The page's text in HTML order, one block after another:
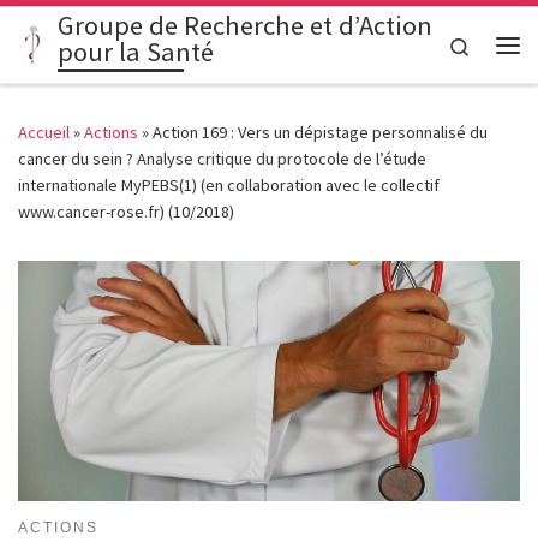
Passer au contenu
Groupe de Recherche et d’Action
pour la Santé
Search
Accueil»Actions »Action 169 : Vers un dépistage personnalisé du
cancer du sein ? Analyse critique du protocole de l’étude
internationale MyPEBS(1) (en collaboration avec le collectif
www.cancer-rose.fr) (10/2018)
ACTIONS